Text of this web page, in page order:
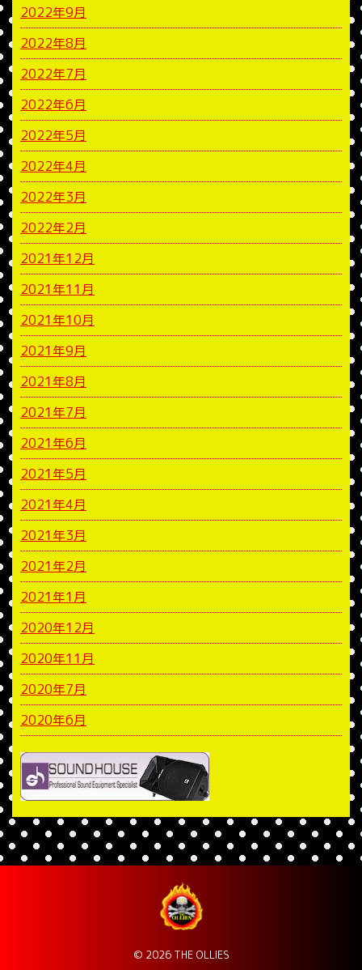
2022年9月
2022年8月
2022年7月
2022年6月
2022年5月
2022年4月
2022年3月
2022年2月
2021年12月
2021年11月
2021年10月
2021年9月
2021年8月
2021年7月
2021年6月
2021年5月
2021年4月
2021年3月
2021年2月
2021年1月
2020年12月
2020年11月
2020年7月
2020年6月
© 2026 THE OLLIES